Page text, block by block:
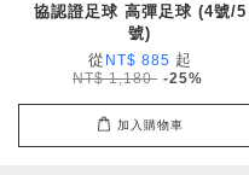
協認證足球 高彈足球 (4號/5
號)
從 NT$ 885 起
NT$ 1,180 -25%
加入購物車